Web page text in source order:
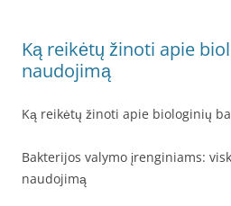
Ką reikėtų žinoti apie
naudojimą
Ką reikėtų žinoti apie biologinių
Bakterijos valymo įrenginiams:
naudojimą